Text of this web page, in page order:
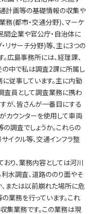
計画等の基礎情報の収集や
(都市・交通分野)、マーケ
間企業や官公庁・自治体に
リサーチ分野)等、主に3つの
広島事務所には、経理課、
の中で私は調査2課に所属し
従事しています。主に内勤
査員として調査業務に携わ
が、皆さんが一番目にする
カウンターを使用して車両
調査でしょうか。これらの
クル等、交通インフラ整
り、業務内容としては河川
水調査、道路ののり面やそ
または以前崩れた場所に危
業務を行っています。これ
集業務です。この業務は現